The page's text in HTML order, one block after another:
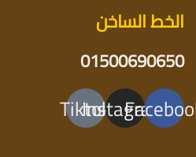
الخط الساخن
01500690650
Instagram
Tiktok